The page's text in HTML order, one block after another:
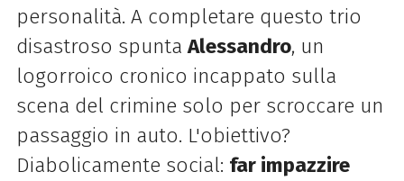
personalità. A completare questo trio
disastroso spuntaAlessandro, un
logorroico cronico incappato sulla
scena del crimine solo per scroccare un
passaggio in auto. L'obiettivo?
Diabolicamente social: far impazzire